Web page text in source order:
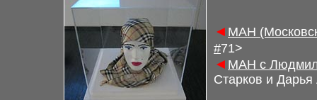
◄ МАН
#71>
◄ МАН с
Старков и Дарья